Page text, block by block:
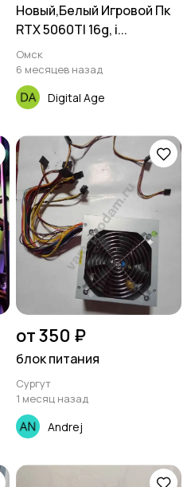
Новый,Белый Игровой Пк
RTX 5060TI 16g, i...
Омск
6 месяцев назад
Digital Age
от 350 ₽
блок питания
Сургут
1 месяц назад
Andrej